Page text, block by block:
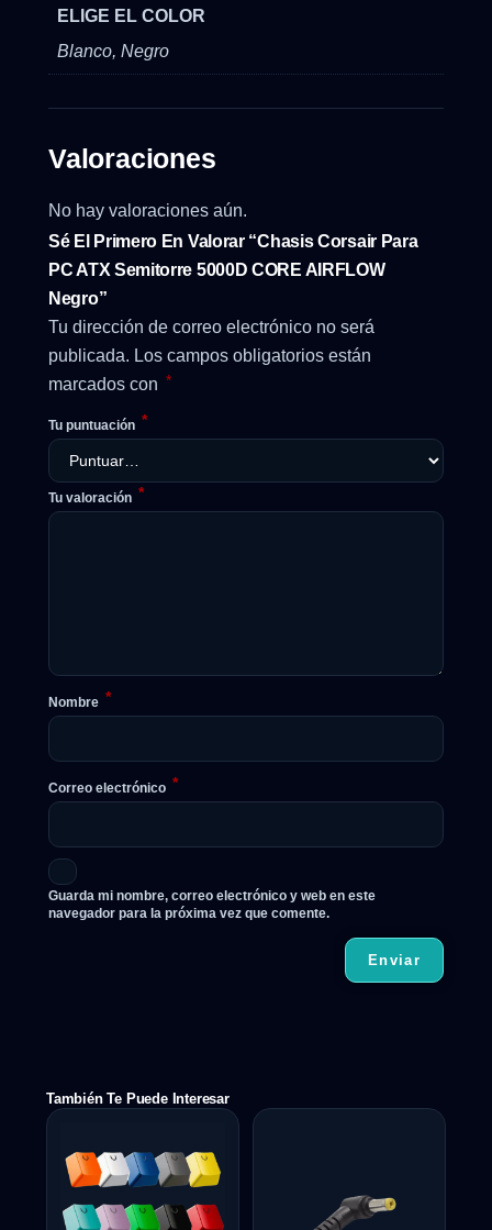
ELIGE EL COLOR
Blanco, Negro
Valoraciones
No hay valoraciones aún.
Sé El Primero En Valorar “Chasis Corsair Para
PC ATX Semitorre 5000D CORE AIRFLOW
Negro”
Tu dirección de correo electrónico no será
publicada. Los campos obligatorios están
marcados con *
Tu puntuación *
Tu valoración *
Nombre *
Correo electrónico *
Guarda mi nombre, correo electrónico y web en este
navegador para la próxima vez que comente.
También Te Puede Interesar